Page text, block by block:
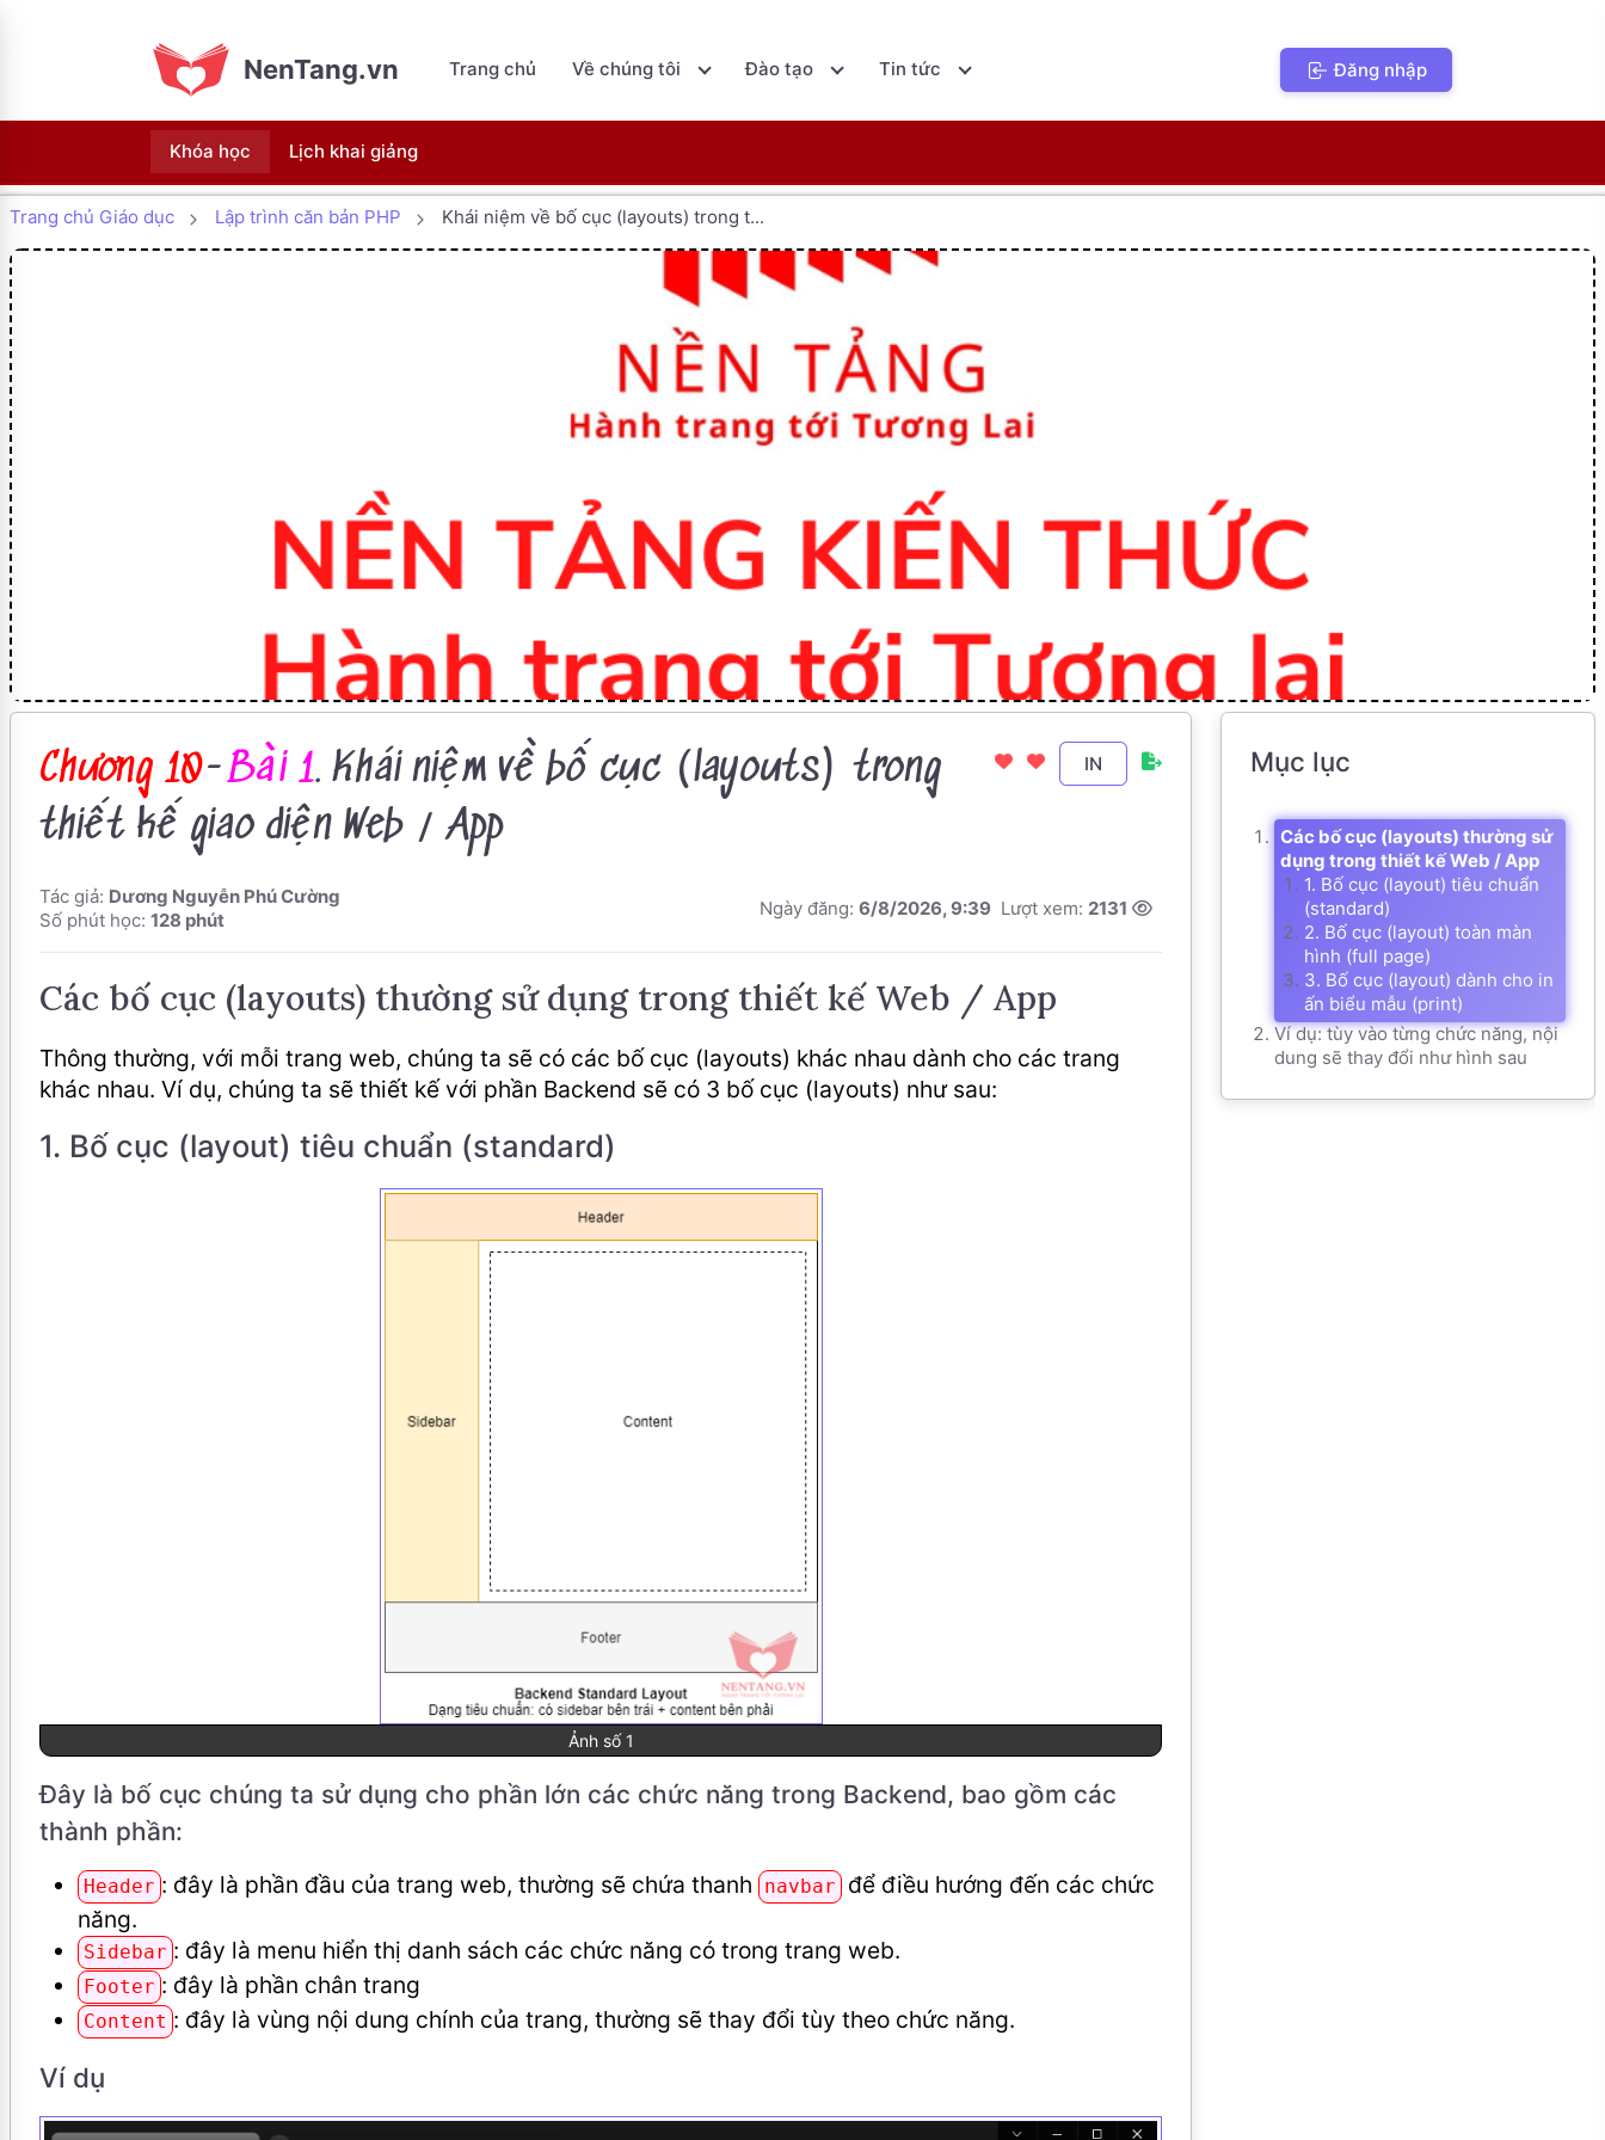
NenTang.vn Trang chủ Về chúng tôi Đào tạo Tin tức Đăng nhập
Khóa học Lịch khai giảng
Trang chủ Giáo dục Lập trình căn bản PHP Khái niệm về bố cục (layouts) trong t...
Chương 10-Bài 1. Khái niệm về bố cục (layouts) trong
thiết kế giao diện Web / App
IN
Tác giả: Dương Nguyễn Phú Cường
Số phút học: 128 phút
Ngày đăng: 6/8/2026, 9:39 Lượt xem: 2131
Các bố cục (layouts) thường sử dụng trong thiết kế Web / App
Thông thường, với mỗi trang web, chúng ta sẽ có các bố cục (layouts) khác nhau dành cho các trang
khác nhau. Ví dụ, chúng ta sẽ thiết kế với phần Backend sẽ có 3 bố cục (layouts) như sau:
1. Bố cục (layout) tiêu chuẩn (standard)
Ảnh số 1
Đây là bố cục chúng ta sử dụng cho phần lớn các chức năng trong Backend, bao gồm các
thành phần:
Header : đây là phần đầu của trang web, thường sẽ chứa thanh navbar
để điều hướng đến các chức
năng.
Sidebar : đây là menu hiển thị danh sách các chức năng có trong trang web.
Footer : đây là phần chân trang
Content : đây là vùng nội dung chính của trang, thường sẽ thay đổi tùy theo chức năng.
Ví dụ
Mục lục
Các bố cục (layouts) thường sử
dụng trong thiết kế Web / App
1. Bố cục (layout) tiêu chuẩn
(standard)
2. Bố cục (layout) toàn màn
hình (full page)
3. Bố cục (layout) dành cho in
ấn biểu mẫu (print)
Ví dụ: tùy vào từng chức năng, nội
dung sẽ thay đổi như hình sau